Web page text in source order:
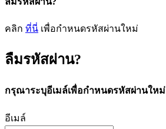
คลิก ที่นี่ เพื่อกำหนดรหัสผ่านใหม่
ลืมรหัสผ่าน?
กรุณาระบุอีเมล์เพื่อกำหนดรหัสผ่านใหม่
อีเมล์